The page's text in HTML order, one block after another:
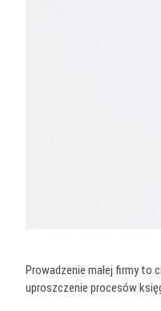
Prowadzenie małej firmy to
uproszczenie procesów